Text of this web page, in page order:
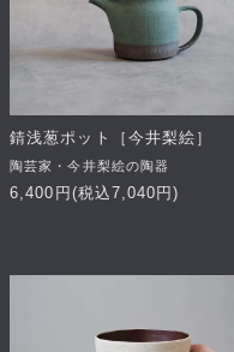
錆浅葱ポット［今井梨絵］
陶芸家・今井梨絵の陶器
6,400円(税込7,040円)